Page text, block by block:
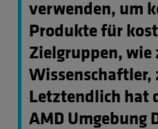
verwenden, um
Produkte für
Zielgruppen, wie
Wissenschaftler,
Letztendlich hat
AMD Umgebung